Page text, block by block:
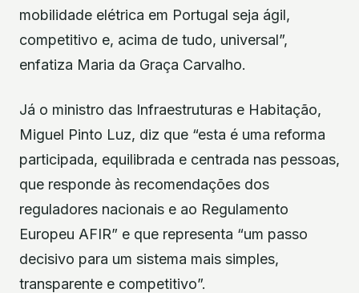
mobilidade elétrica em Portugal seja ágil,
competitivo e, acima de tudo, universal”,
enfatiza Maria da Graça Carvalho.
Já o ministro das Infraestruturas e Habitação,
Miguel Pinto Luz, diz que “esta é uma reforma
participada, equilibrada e centrada nas pessoas,
que responde às recomendações dos
reguladores nacionais e ao Regulamento
Europeu AFIR” e que representa “um passo
decisivo para um sistema mais simples,
transparente e competitivo”.